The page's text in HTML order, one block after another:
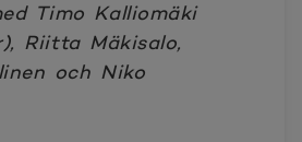
Timo Kalliomäki
Riitta Mäkisalo,
och Niko